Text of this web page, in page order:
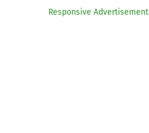
Responsive Advertisement